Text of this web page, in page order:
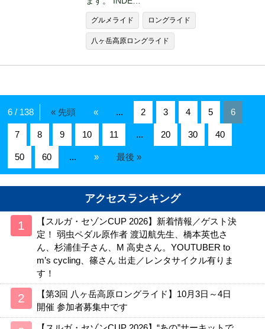
グルメライド ロングライド
八ヶ岳高原ロングライド
6 / 138 « 先頭 « ... 2 3 4 5 6
7 8 9 10 11 ... 20 30 40
50 60 ... » 最後 »
アクセスランキング
【スルガ・セゾンCUP 2026】新着情報／ゲスト決
定！ 弱虫ペダル原作者 渡辺航先生、橋本英也さ
ん、杉浦佳子さん、M 高史さん。YOUTUBER to
m’s cycling、篠さん 出走／レンタサイクル有りま
す！
【第3回 八ヶ岳高原ロングライド】10月3日～4日
開催 参加者募集中です